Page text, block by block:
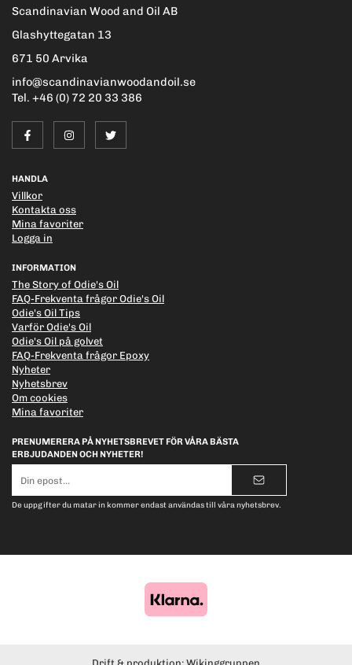
Scandinavian Wood and Oil AB
Glashyttegatan 13
671 50 Arvika
info@scandinavianwoodandoil.se
Tel. +46 (0) 72 20 33 386
HANDLA
Villkor
Kontakta oss
Mina favoriter
Logga in
INFORMATION
The Story of Odie's Oil
FAQ-Frekventa frågor Odie's Oil
Odie's Oil Tips
Varför Odie's Oil
Odie's Oil på golvet
FAQ-Frekventa frågor Epoxy
Nyheter
Nyhetsbrev
Om cookies
Mina favoriter
PRENUMERERA PÅ NYHETSBREVET FÖR VÅRA BÄSTA
ERBJUDANDEN OCH NYHETER!
postadress
De uppgifter du matar in kommer endast användas till våra nyhetsbrev.